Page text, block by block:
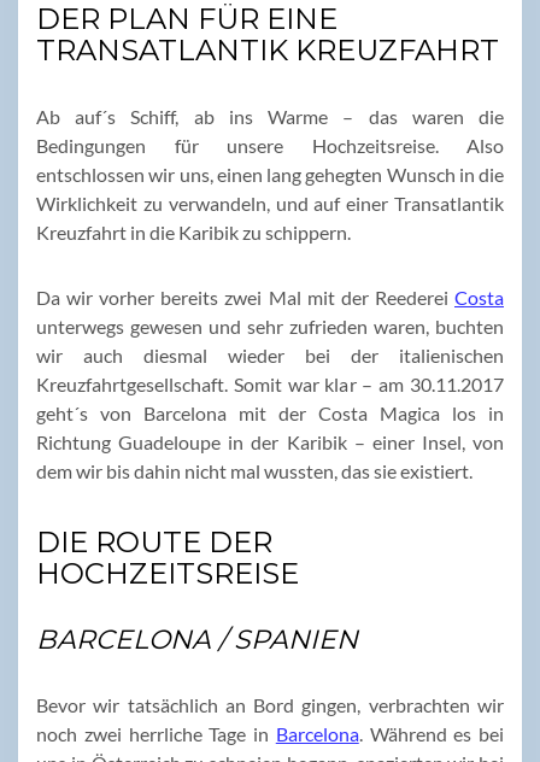
DER PLAN FÜR EINE
TRANSATLANTIK KREUZFAHRT
Ab auf´s Schiff, ab ins Warme – das waren die
Bedingungen für unsere Hochzeitsreise. Also
entschlossen wir uns, einen lang gehegten Wunsch in die
Wirklichkeit zu verwandeln, und auf einer Transatlantik
Kreuzfahrt in die Karibik zu schippern.
Da wir vorher bereits zwei Mal mit der Reederei Costa
unterwegs gewesen und sehr zufrieden waren, buchten
wir auch diesmal wieder bei der italienischen
Kreuzfahrtgesellschaft. Somit war klar – am 30.11.2017
geht´s von Barcelona mit der Costa Magica los in
Richtung Guadeloupe in der Karibik – einer Insel, von
dem wir bis dahin nicht mal wussten, das sie existiert.
DIE ROUTE DER
HOCHZEITSREISE
BARCELONA / SPANIEN
Bevor wir tatsächlich an Bord gingen, verbrachten wir
noch zwei herrliche Tage in Barcelona. Während es bei